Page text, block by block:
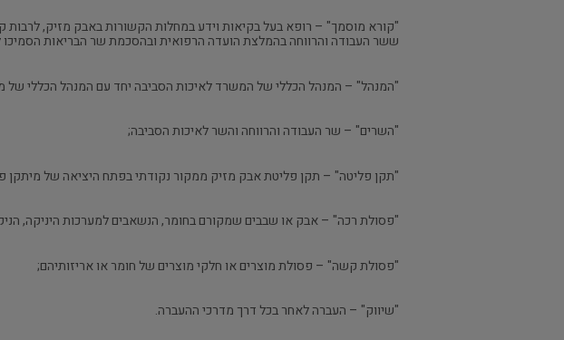
"קורא מוסמך" – רופא בעל בקיאות וידע במחלות הקשורות באבק מזיק, לרבות
ששר העבודה והרווחה בהמלצת הועדה הרפואית ובהסכמת שר הבריאות הסמיכו
"המנהל" – המנהל הכללי של המשרד לאיכות הסביבה יחד עם המנהל הכללי של
"השרים" – שר העבודה והרווחה והשר לאיכות הסביבה;
"תקן פליטה" – תקן פליטת אבק מזיק ממקור נקודתי בפתח היציאה של מיתקן
"פסולת רכה" – אבק או שבבים שמקורם בחומר, הנשאבים למערכות היניקה,
"פסולת קשה" – פסולת מוצרים או חלקי מוצרים של חומר או אריזותיהם;
"שיווק" – העברה לאחר בכל דרך מדרכי ההעברה.